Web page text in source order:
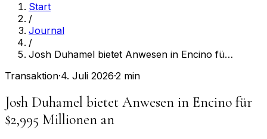
Start
/
Journal
/
Josh Duhamel bietet Anwesen in Encino fü…
Transaktion·4. Juli 2026·2 min
Josh Duhamel bietet Anwesen in Encino für
$2,995 Millionen an